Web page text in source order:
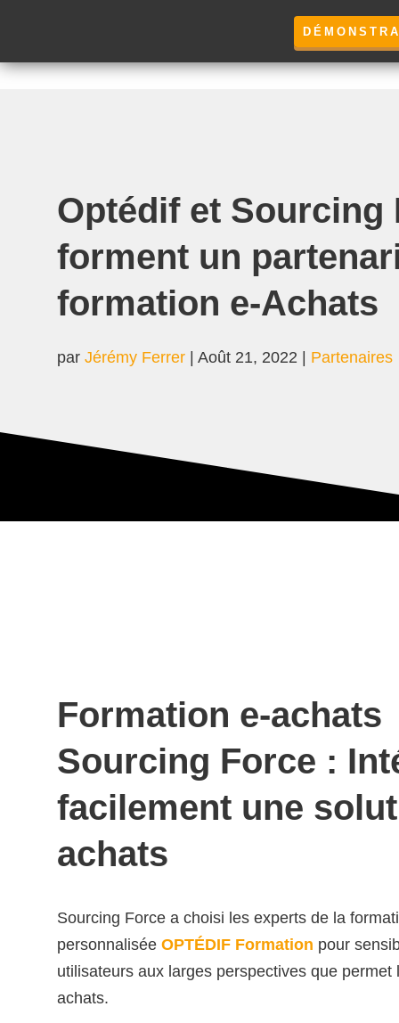
Optédif et Sourcing
forment un
formation e-Achats
par Jérémy Ferrer Août 21, 2022 Partenaires
Formation e-achats
Sourcing Force :
facilement une
achats
Sourcing Force a choisi les experts de la
personnalisée OPTÉDIF Formation pour
utilisateurs aux larges perspectives que permet
achats.